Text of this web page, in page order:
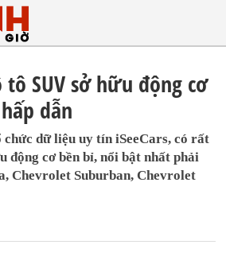
SUV sở hữu động cơ
dẫn
chức dữ liệu uy tín iSeeCars, có rất
động cơ bền bỉ, nổi bật nhất phải
Chevrolet Suburban, Chevrolet